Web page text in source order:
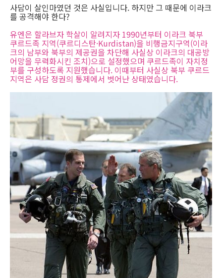
사담이 살인마였던 것은 사실입니다. 하지만 그 때문에 이라크
를 공격해야 한다?
유엔은 할라브자 학살이 알려지자 1990년부터 이라크 북부
쿠르드족 지역(쿠르디스탄·Kurdistan)을 비행금지구역(이라
크의 남부와 북부의 제공권을 차단해 사실상 이라크의 대공방
어망을 무력화시킨 조치)으로 설정했으며 쿠르드족이 자치정
부를 구성하도록 지원했습니다. 이때부터 사실상 북부 쿠르드
지역은 사담 정권의 통제에서 벗어난 상태였습니다.